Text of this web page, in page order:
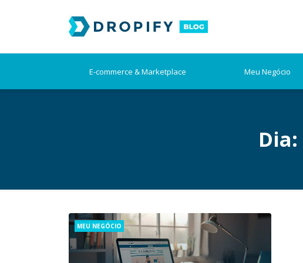
E-commerce & Marketplace Meu Negócio
Dia:
Categories
MEU NEGÓCIO